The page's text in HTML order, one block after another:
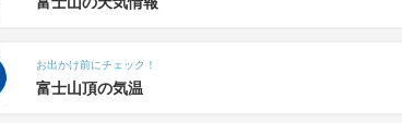
お出かけ前にチェック！
富士山頂の気温